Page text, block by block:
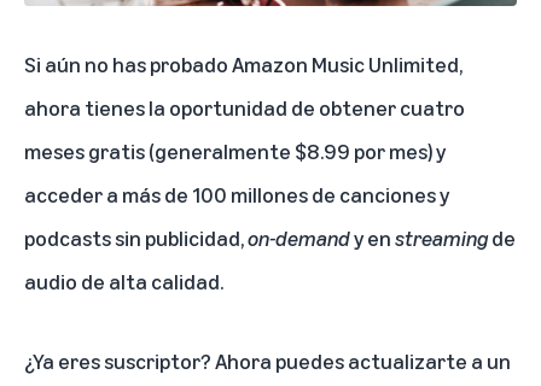
Si aún no has probado Amazon Music Unlimited,
ahora tienes la oportunidad de obtener cuatro
meses gratis (generalmente $8.99 por mes) y
acceder a más de 100 millones de canciones y
podcasts sin publicidad,on-demandy enstreamingde
audio de alta calidad.
¿Ya eres suscriptor? Ahora puedes actualizarte a un